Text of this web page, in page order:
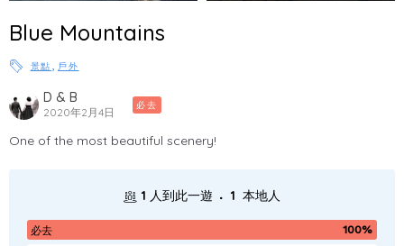
Blue Mountains
景點 戶外
D & B
2020年2月4日
必去
One of the most beautiful scenery!
1 人到此一遊 . 1 本地人
必去
100%